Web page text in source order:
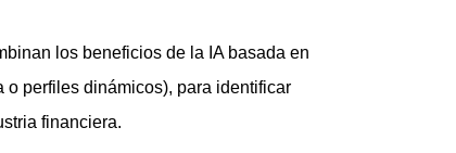
los beneficios de la IA basada en
o perfiles dinámicos), para identificar
financiera.